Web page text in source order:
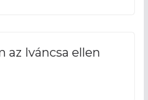
az Iváncsa ellen